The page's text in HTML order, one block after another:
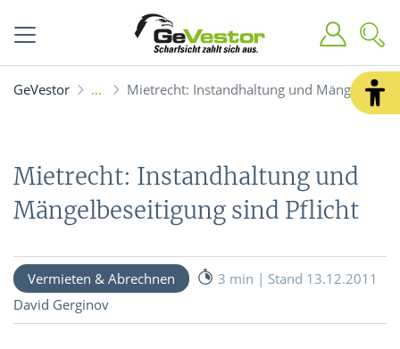
GeVestor Mietrecht: Instandhaltung und
Mietrecht: Instandhaltung und
Mängelbeseitigung sind Pflicht
Vermieten & Abrechnen
3 min | Stand 13.12.2011
David Gerginov